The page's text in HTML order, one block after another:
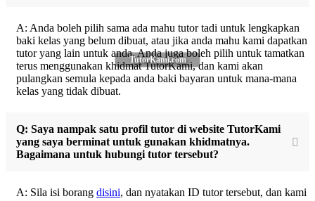
TutorKami.com
A: Anda boleh pilih sama ada mahu tutor tadi untuk lengkapkan
baki kelas yang belum dibuat, atau jika anda mahu kami dapatkan
tutor yang lain untuk anda. Anda juga boleh pilih untuk tamatkan
terus menggunakan khidmat TutorKami, dan kami akan
pulangkan semula kepada anda baki bayaran untuk mana-mana
kelas yang tidak dibuat.
Q: Saya nampak satu profil tutor di website TutorKami
yang saya berminat untuk gunakan khidmatnya.
Bagaimana untuk hubungi tutor tersebut?
A: Sila isi borang disini, dan nyatakan ID tutor tersebut, dan kami